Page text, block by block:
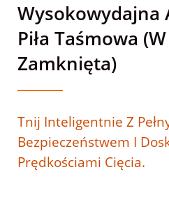
Wysokowydajna
Piła Taśmowa (w
Zamknięta)
Tnij Inteligentnie Z
Bezpieczeństwem I
Prędkościami Cięcia.